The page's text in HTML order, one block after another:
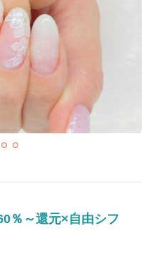
％～還元×自由シフ